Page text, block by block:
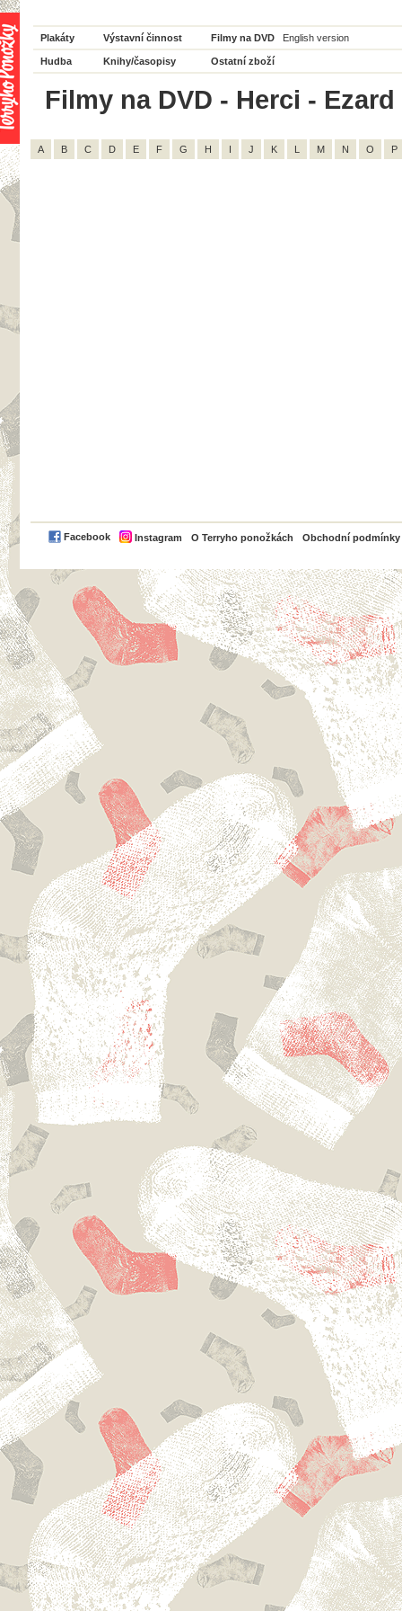
Plakáty Výstavní činnost Filmy na DVD English version
Hudba Knihy/časopisy Ostatní zboží
Filmy na DVD - Herci -
A B C D E F G H I J K L M N O P
Facebook Instagram O Terryho ponožkách Obchodní podmínky
PayPal